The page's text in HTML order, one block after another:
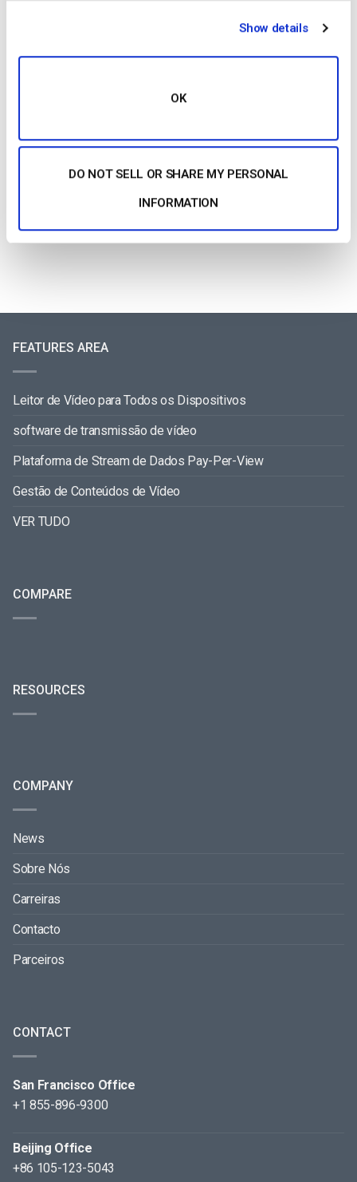
Show details
OK
DO NOT SELL OR SHARE MY PERSONAL
INFORMATION
Como fazer uma transmissão ao vivo para o
passo [2021 Update]
As 20 melhores plataformas OTT para as
empresas criarem o seu próprio serviço de
streaming (2026)
by Max Wilbert
FEATURES AREA
Leitor de Vídeo para Todos os Dispositivos
software de transmissão de vídeo
Plataforma de Stream de Dados Pay-Per-View
Gestão de Conteúdos de Vídeo
VER TUDO
COMPARE
RESOURCES
COMPANY
News
Sobre Nós
Carreiras
Contacto
Parceiros
CONTACT
San Francisco Office
+1 855-896-9300
Beijing Office
+86 105-123-5043